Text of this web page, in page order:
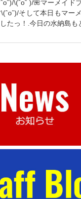
\(ˆoˆ )/🌺マーメイド
そして本日もマー
たっ！.今日の水納島も